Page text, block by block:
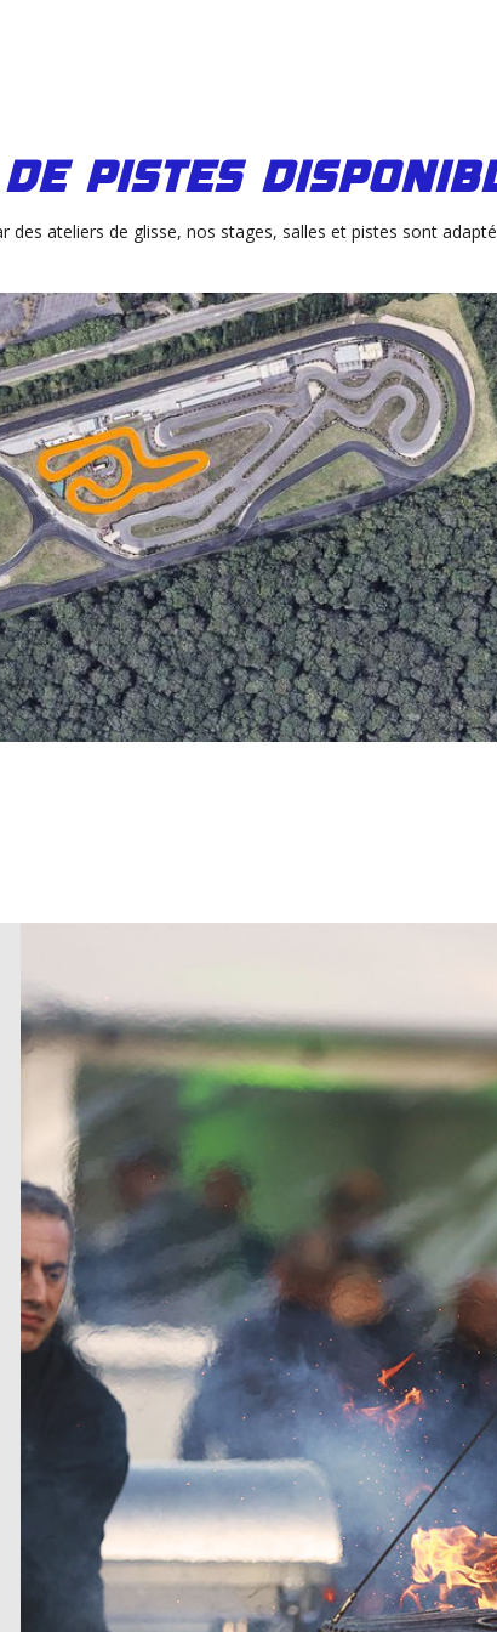
pistes
des ateliers de glisse, nos stages, salles et pistes sont